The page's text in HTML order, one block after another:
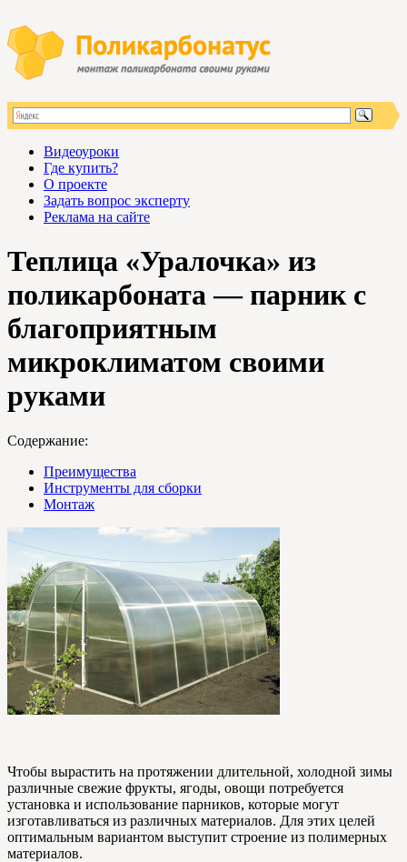
Видеоуроки
Где купить?
О проекте
Задать вопрос эксперту
Реклама на сайте
Теплица «Уралочка» из
поликарбоната — парник с
благоприятным
микроклиматом своими
руками
Содержание:
Преимущества
Инструменты для сборки
Монтаж
Чтобы вырастить на протяжении длительной, холодной зимы
различные свежие фрукты, ягоды, овощи потребуется
установка и использование парников, которые могут
изготавливаться из различных материалов. Для этих целей
оптимальным вариантом выступит строение из полимерных
материалов.